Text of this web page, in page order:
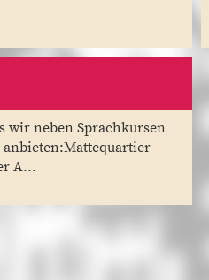
wir neben Sprachkursen
A...